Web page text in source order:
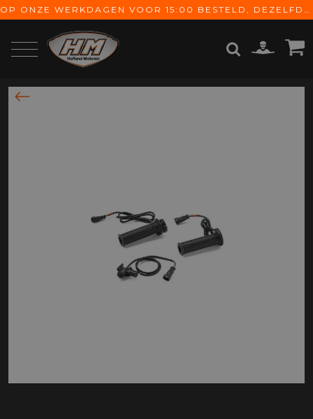
OP ONZE WERKDAGEN VOOR 15:00 BESTELD, DEZELFDE DAG VERZONDEN! GRATIS VERZENDING VANAF € 65,-